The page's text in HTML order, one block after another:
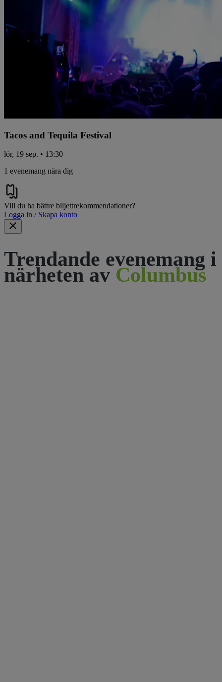
Tacos and Tequila Festival
lör, 19 sep. • 13:30
1 evenemang nära dig
Vill du ha bättre biljettrekommendationer?
Logga in / Skapa konto
Trendande evenemang i
närheten av Columbus